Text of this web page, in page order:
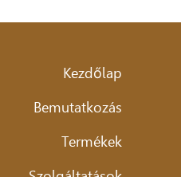
Kezdőlap
Bemutatkozás
Termékek